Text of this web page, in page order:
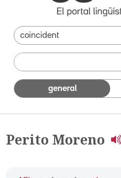
general
Perito Moreno